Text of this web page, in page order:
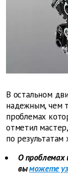
В остальном
надежным, чем
проблемах
отметил
по результатам
О проблемах
выможете